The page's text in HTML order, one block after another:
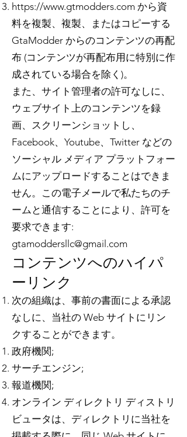
https://www.gtmodders.com から資
料を複製、複製、またはコピーする
GtaModder からのコンテンツの再配
布 (コンテンツが再配布用に特別に作
成されている場合を除く)。
また、サイト管理者の許可なしに、
ウェブサイト上のコンテンツを録
画、スクリーンショットし、
Facebook、Youtube、Twitter などの
ソーシャル メディア プラットフォー
ムにアップロードすることはできま
せん。この電子メールで私たちのチ
ームと通信することにより、許可を
要求できます:
gtamoddersllc@gmail.com
コンテンツへのハイパ
ーリンク
次の組織は、事前の書面による承認
なしに、当社の Web サイトにリン
クすることができます。
政府機関;
サーチエンジン;
報道機関;
オンライン ディレクトリ ディストリ
ビュータは、ディレクトリに当社を